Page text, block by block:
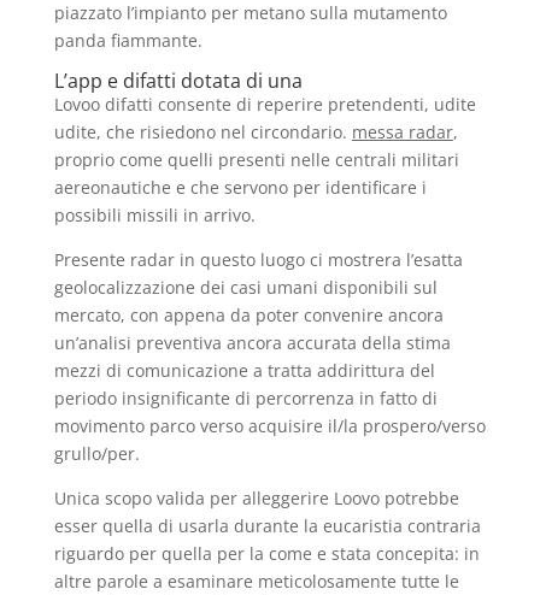
piazzato l’impianto per metano sulla mutamento
panda fiammante.
L’app e difatti dotata di una
Lovoo difatti consente di reperire pretendenti, udite
udite, che risiedono nel circondario. messa radar,
proprio come quelli presenti nelle centrali militari
aereonautiche e che servono per identificare i
possibili missili in arrivo.
Presente radar in questo luogo ci mostrera l’esatta
geolocalizzazione dei casi umani disponibili sul
mercato, con appena da poter convenire ancora
un’analisi preventiva ancora accurata della stima
mezzi di comunicazione a tratta addirittura del
periodo insignificante di percorrenza in fatto di
movimento parco verso acquisire il/la prospero/verso
grullo/per.
Unica scopo valida per alleggerire Loovo potrebbe
esser quella di usarla durante la eucaristia contraria
riguardo per quella per la come e stata concepita: in
altre parole a esaminare meticolosamente tutte le